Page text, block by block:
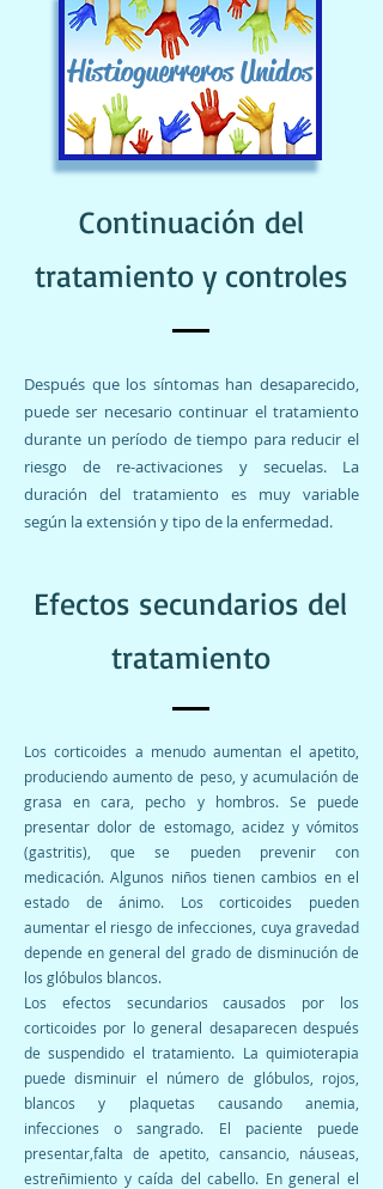
Histioguerreros Unidos
Continuación del
tratamiento y controles
Después que los síntomas han desaparecido,
puede ser necesario continuar el tratamiento
durante un período de tiempo para reducir el
riesgo de re-activaciones y secuelas. La
duración del tratamiento es muy variable
según la extensión y tipo de la enfermedad.
Efectos secundarios del
tratamiento
Los corticoides a menudo aumentan el apetito,
produciendo aumento de peso, y acumulación de
grasa en cara, pecho y hombros. Se puede
presentar dolor de estomago, acidez y vómitos
(gastritis), que se pueden prevenir con
medicación. Algunos niños tienen cambios en el
estado de ánimo. Los corticoides pueden
aumentar el riesgo de infecciones, cuya gravedad
depende en general del grado de disminución de
los glóbulos blancos.
Los efectos secundarios causados por los
corticoides por lo general desaparecen después
de suspendido el tratamiento. La quimioterapia
puede disminuir el número de glóbulos, rojos,
blancos y plaquetas causando anemia,
infecciones o sangrado. El paciente puede
presentar,falta de apetito, cansancio, náuseas,
estreñimiento y caída del cabello. En general el